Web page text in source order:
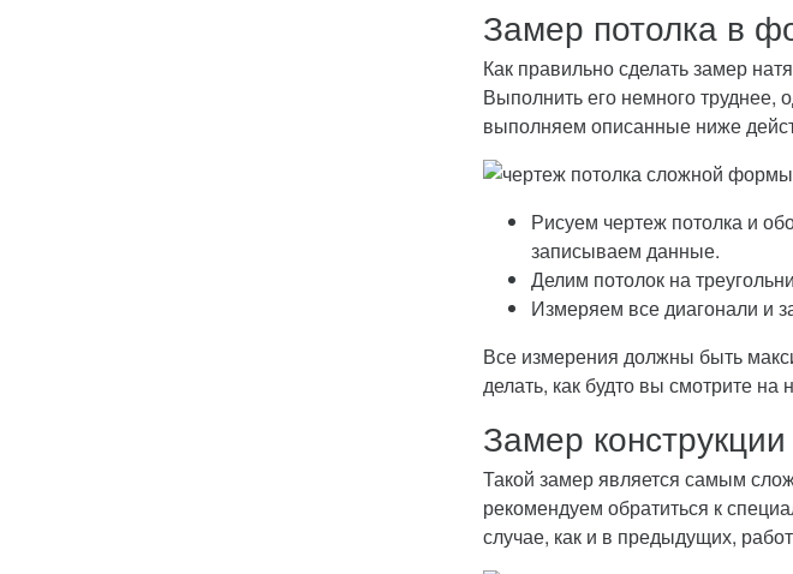
Замер потолка в
Как правильно сделать замер
Выполнить его немного труднее,
выполняем описанные ниже
Рисуем чертеж потолка и
записываем данные.
Делим потолок на
Измеряем все диагонали и
Все измерения должны быть
делать, как будто вы смотрите
Замер
Такой замер является самым
рекомендуем обратиться к
случае, как и в предыдущих,